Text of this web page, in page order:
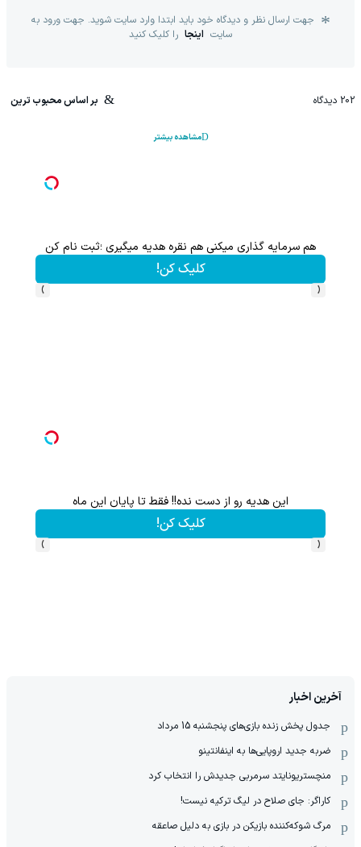
جهت ارسال نظر و دیدگاه خود باید ابتدا وارد سایت شوید. جهت ورود به
سایت اینجا را کلیک کنید
202 دیدگاه بر اساس محبوب ترین
مشاهده بیشتر
هم سرمایه گذاری میکنی هم نقره هدیه میگیری ؛ثبت نام کن
کلیک کن!
‹
›
این هدیه رو از دست نده!! فقط تا پایان این ماه
کلیک کن!
‹
›
آخرین اخبار
جدول پخش زنده بازی‌های پنجشنبه 15 مرداد
ضربه جدید اروپایی‌ها به اینفانتینو
منچستریونایتد سرمربی جدیدش را انتخاب کرد
کاراگر: جای صلاح در لیگ ترکیه نیست!
مرگ شوکه‌کننده بازیکن در بازی به دلیل صاعقه